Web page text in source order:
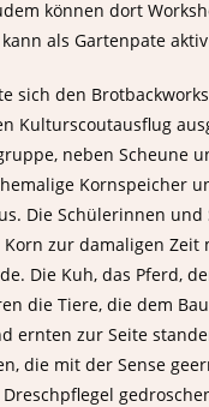
können dort
als Gartenpate
sich den
Kulturscoutausflug
neben Scheune
Kornspeicher
Die Schülerinnen und
zur damaligen Zeit
Die Kuh, das Pferd,
die Tiere, die dem
ernten zur Seite
die mit der Sense